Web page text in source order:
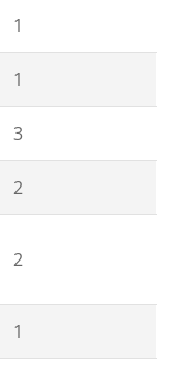
1
1
3
2
2
1